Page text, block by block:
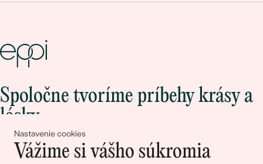
Nastavenie cookies
Vážime si vášho súkromia
Spoločne tvoríme príbehy krásy a
lásky
Pripojte sa k nám!